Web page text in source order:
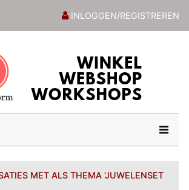
INLOGGEN/REGISTREREN
MET ALS THEMA 'JUWELENSET